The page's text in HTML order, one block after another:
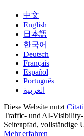
中文
English
日本語
한국어
Deutsch
Français
Español
Português
العربية
Diese Website nutzt
Traffic- und AI-Visibility-
Seitenpfad, vollständige
Mehr erfahren